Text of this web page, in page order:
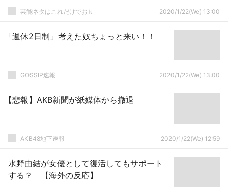
芸能ネタはこれだけでおｋ 2020/1/22(We) 13:00
「週休2日制」考えた奴ちょっと来い！！
GOSSIP速報 2020/1/22(We) 13:00
【悲報】AKB新聞が紙媒体から撤退
AKB48地下速報 2020/1/22(We) 12:59
水野由結が女優として復活してもサポート
する？ 【海外の反応】